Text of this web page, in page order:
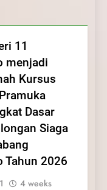
11
menjadi
Kursus
Dasar
Siaga
Tahun 2026
4 weeks